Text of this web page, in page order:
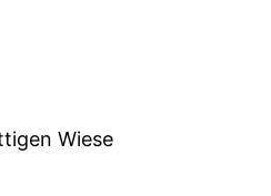
Wiese